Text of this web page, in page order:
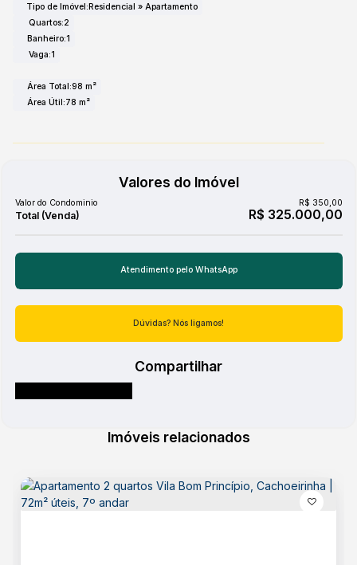
Tipo de Imóvel:Residencial » Apartamento
Quartos:2
Banheiro:1
Vaga:1
Área Total:98 m²
Área Útil:78 m²
Valores do Imóvel
R$ 325.000,00
Valor do Condominio R$ 350,00
Dúvidas? Nós ligamos!
Compartilhar
Imóveis relacionados